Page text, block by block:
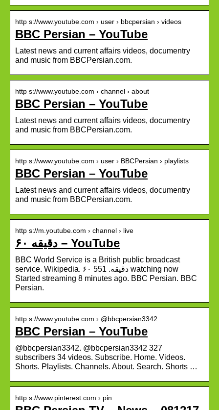
http s://www.youtube.com › user › bbcpersian › videos
BBC Persian – YouTube
Latest news and current affairs videos, documentry
and music from BBCPersian.com.
http s://www.youtube.com › channel › about
BBC Persian – YouTube
Latest news and current affairs videos, documentry
and music from BBCPersian.com.
http s://www.youtube.com › user › BBCPersian › playlists
BBC Persian – YouTube
Latest news and current affairs videos, documentry
and music from BBCPersian.com.
http s://m.youtube.com › channel › live
۶۰ دقیقه – YouTube
BBC World Service is a British public broadcast
service. Wikipedia. ۶۰ دقیقه. 551 watching now
Started streaming 8 minutes ago. BBC Persian. BBC
Persian.
http s://www.youtube.com › @bbcpersian3342
BBC Persian – YouTube
@bbcpersian3342. @bbcpersian3342 327
subscribers 34 videos. Subscribe. Home. Videos.
Shorts. Playlists. Channels. About. Search. Shorts …
http s://www.pinterest.com › pin